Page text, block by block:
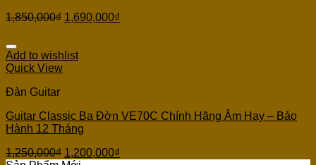
1,850,000₫ 1,690,000₫
Add to wishlist
Quick View
Đàn Guitar
Guitar Classic Ba Đờn VE70C Chính Hãng Âm Hay – Bảo
Hành 12 Tháng
1,250,000₫ 1,200,000₫